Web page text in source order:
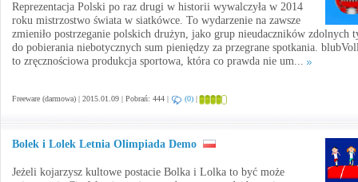
Reprezentacja Polski po raz drugi w historii wywalczyła w 2014
roku mistrzostwo świata w siatkówce. To wydarzenie na zawsze
zmieniło postrzeganie polskich drużyn, jako grup nieudaczników zdolnych
do pobierania niebotycznych sum pieniędzy za przegrane spotkania.
to zręcznościowa produkcja sportowa, która co prawda nie um...
Freeware (darmowa) | 2015.01.09 | Pobrań: 444 | (0) |
Bolek i Lolek Letnia Olimpiada Demo
Jeżeli kojarzysz kultowe postacie Bolka i Lolka to być może